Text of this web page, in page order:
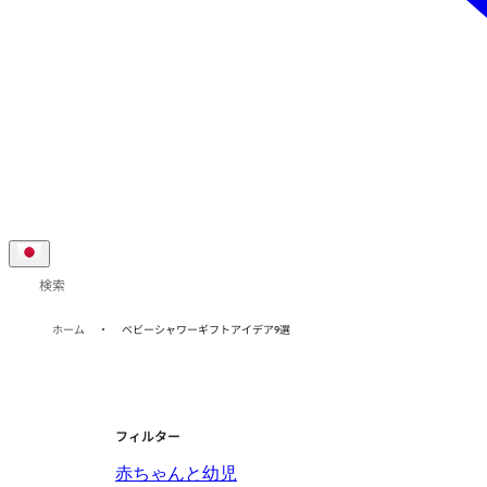
検索
ホーム ベビーシャワーギフトアイデア9選
フィルター
赤ちゃんと幼児